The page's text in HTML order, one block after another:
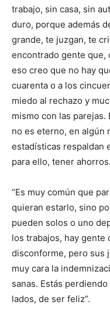
trabajo, sin casa, sin
duro, porque además
grande, te juzgan, te
encontrado gente
eso creo que no hay
cuarenta o a los
miedo al rechazo y
mismo con las parejas.
no es eterno, en algún
estadísticas respaldan
para ello, tener ahorros.
“Es muy común que
quieran estarlo, sino
pueden solos o uno
los trabajos, hay gente
disconforme, pero sus
muy cara la
sanas. Estás
lados, de ser feliz”.